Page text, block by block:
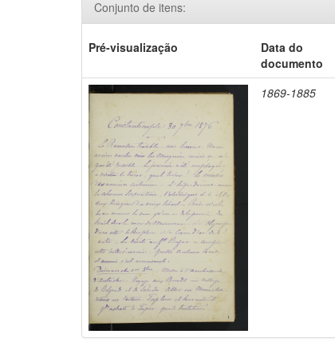
Conjunto de itens:
Pré-visualização
Data do
documento
1869-1885